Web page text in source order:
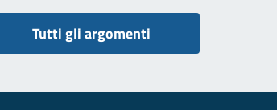
Tutti gli argomenti